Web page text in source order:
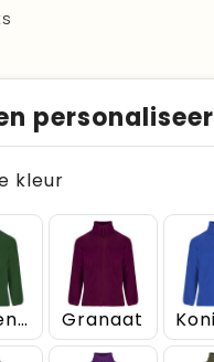
personaliseer
kleur
Flessengroen Granaat